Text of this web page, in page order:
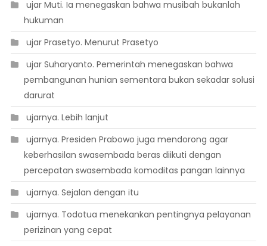
 ujar Muti. Ia menegaskan bahwa musibah bukanlah
hukuman
 ujar Prasetyo. Menurut Prasetyo
 ujar Suharyanto. Pemerintah menegaskan bahwa
pembangunan hunian sementara bukan sekadar solusi
darurat
 ujarnya. Lebih lanjut
 ujarnya. Presiden Prabowo juga mendorong agar
keberhasilan swasembada beras diikuti dengan
percepatan swasembada komoditas pangan lainnya
 ujarnya. Sejalan dengan itu
 ujarnya. Todotua menekankan pentingnya pelayanan
perizinan yang cepat